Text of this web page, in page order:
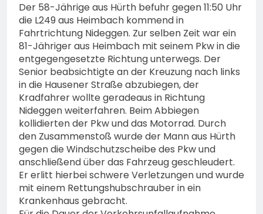
Der 58-Jährige aus Hürth befuhr gegen 11:50 Uhr
die L249 aus Heimbach kommend in
Fahrtrichtung Nideggen. Zur selben Zeit war ein
81-Jähriger aus Heimbach mit seinem Pkw in die
entgegengesetzte Richtung unterwegs. Der
Senior beabsichtigte an der Kreuzung nach links
in die Hausener Straße abzubiegen, der
Kradfahrer wollte geradeaus in Richtung
Nideggen weiterfahren. Beim Abbiegen
kollidierten der Pkw und das Motorrad. Durch
den Zusammenstoß wurde der Mann aus Hürth
gegen die Windschutzscheibe des Pkw und
anschließend über das Fahrzeug geschleudert.
Er erlitt hierbei schwere Verletzungen und wurde
mit einem Rettungshubschrauber in ein
Krankenhaus gebracht.